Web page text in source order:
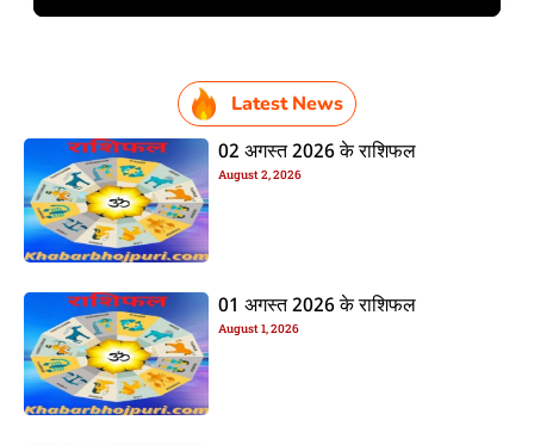
Latest News
02 अगस्त 2026 के राशिफल
August 2, 2026
01 अगस्त 2026 के राशिफल
August 1, 2026